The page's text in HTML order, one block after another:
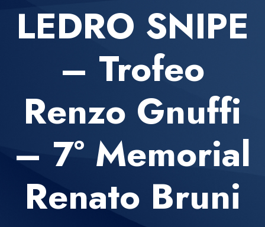
LEDRO SNIPE
– Trofeo
Renzo Gnuffi
– 7° Memorial
Renato Bruni